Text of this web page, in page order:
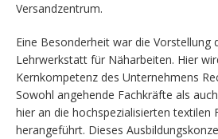
Versandzentrum.
Eine Besonderheit war die Vorstellung
Lehrwerkstatt für Näharbeiten. Hier
Kernkompetenz des Unternehmens
Sowohl angehende Fachkräfte als
hier an die hochspezialisierten textilen
herangeführt. Dieses